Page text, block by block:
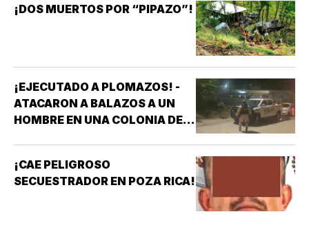
¡DOS MUERTOS POR “PIPAZO”!
¡EJECUTADO A PLOMAZOS! -
ATACARON A BALAZOS A UN
HOMBRE EN UNA COLONIA DE
¡CAE PELIGROSO
SECUESTRADOR EN POZA RICA!